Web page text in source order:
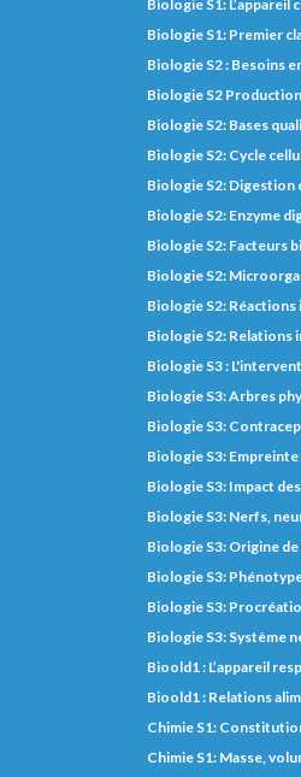
Biologie S1:
Biologie S1: Premier
Biologie S2 : Besoins
Biologie S2
Biologie S2: Bases
Biologie S2: Cycle
Biologie S2: Digestion
Biologie S2: Enzyme
Biologie S2: Facteurs
Biologie S2:
Biologie S2:
Biologie S2: Relations
Biologie S3 :
Biologie S3: Arbres
Biologie S3:
Biologie S3:
Biologie S3: Impact
Biologie S3: Nerfs,
Biologie S3: Origine
Biologie S3:
Biologie S3:
Biologie S3: Système
Bioold1 : L’appareil
Bioold1 : Relations
Chimie S1:
Chimie S1: Masse,